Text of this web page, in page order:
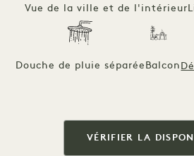
Vue de la ville et de l'intérieur
Douche de pluie séparée Balcon
VÉRIFIER LA